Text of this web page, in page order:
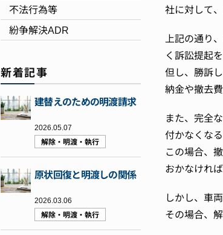
社に対して
上記の通り
く訴訟提起
但し、勝訴
納金や撤去
また、完全
付かなくな
この場合、
おかなけれ
しかし、車
その場合、
不法行為等
紛争解決ADR
新着記事
建替えのための明渡請求
2026.05.07
解除・明渡・執行
原状回復と明渡しの関係
2026.03.06
解除・明渡・執行